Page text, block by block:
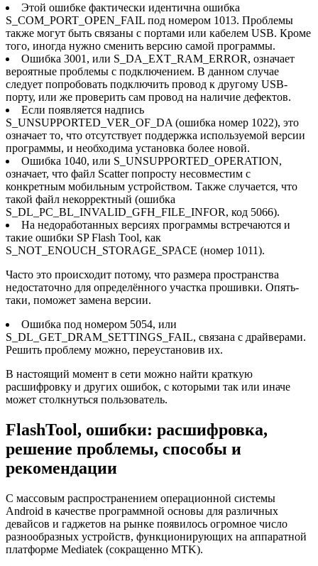
Этой ошибке фактически идентична ошибка
S_COM_PORT_OPEN_FAIL под номером 1013. Проблемы
также могут быть связаны с портами или кабелем USB. Кроме
того, иногда нужно сменить версию самой программы.
Ошибка 3001, или S_DA_EXT_RAM_ERROR, означает
вероятные проблемы с подключением. В данном случае
следует попробовать подключить провод к другому USB-
порту, или же проверить сам провод на наличие дефектов.
Если появляется надпись
S_UNSUPPORTED_VER_OF_DA (ошибка номер 1022), это
означает то, что отсутствует поддержка используемой версии
программы, и необходима установка более новой.
Ошибка 1040, или S_UNSUPPORTED_OPERATION,
означает, что файл Scatter попросту несовместим с
конкретным мобильным устройством. Также случается, что
такой файл некорректный (ошибка
S_DL_PC_BL_INVALID_GFH_FILE_INFOR, код 5066).
На недоработанных версиях программы встречаются и
такие ошибки SP Flash Tool, как
S_NOT_ENOUCH_STORAGE_SPACE (номер 1011).
Часто это происходит потому, что размера пространства
недостаточно для определённого участка прошивки. Опять-
таки, поможет замена версии.
Ошибка под номером 5054, или
S_DL_GET_DRAM_SETTINGS_FAIL, связана с драйверами.
Решить проблему можно, переустановив их.
В настоящий момент в сети можно найти краткую
расшифровку и других ошибок, с которыми так или иначе
может столкнуться пользователь.
FlashTool, ошибки: расшифровка,
решение проблемы, способы и
рекомендации
C массовым распространением операционной системы
Android в качестве программной основы для различных
девайсов и гаджетов на рынке появилось огромное число
разнообразных устройств, функционирующих на аппаратной
платформе Mediatek (сокращенно MTK).